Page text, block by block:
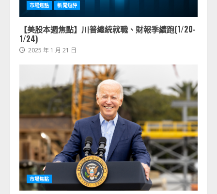
市場焦點 新聞短評
【美股本週焦點】川普總統就職、財報季續跑(1/20-
1/24)
2025 年 1 月 21 日
市場焦點